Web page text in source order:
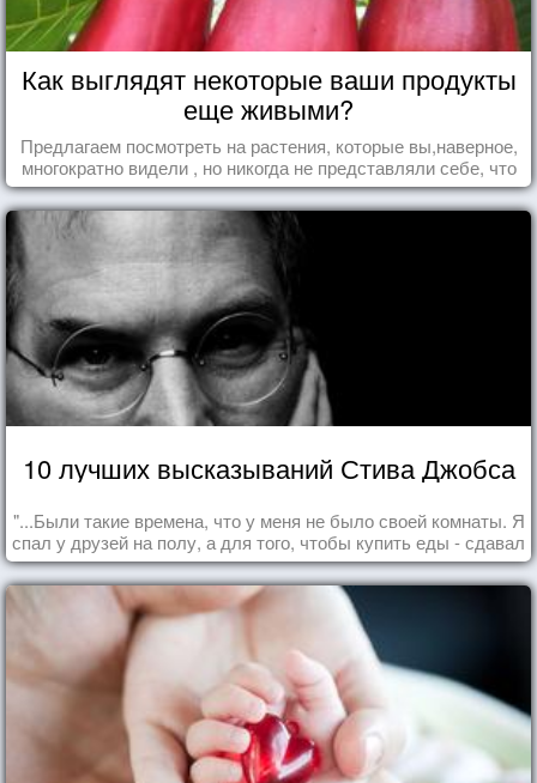
Как выглядят некоторые ваши продукты
еще живыми?
Предлагаем посмотреть на растения, которые вы,наверное,
многократно видели , но никогда не представляли себе, что
употребляете их в пищу.
10 лучших высказываний Стива Джобса
"...Были такие времена, что у меня не было своей комнаты. Я
спал у друзей на полу, а для того, чтобы купить еды - сдавал
бутылки из под кока-колы"